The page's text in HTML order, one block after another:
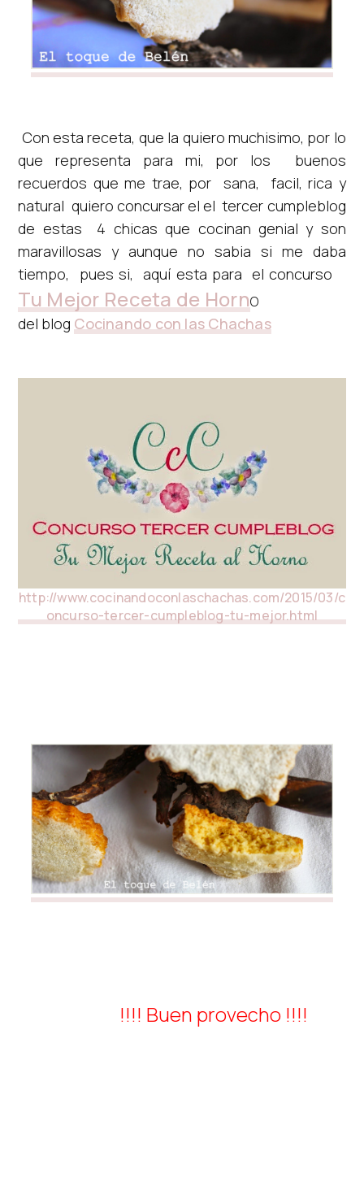
Con esta receta, que la quiero muchisimo, por lo
que representa para mi, por los buenos
recuerdos que me trae, por sana, facil, rica y
natural quiero concursar el el tercer cumpleblog
de estas 4 chicas que cocinan genial y son
maravillosas y aunque no sabia si me daba
tiempo, pues si, aquí esta para el concurso
Tu Mejor Receta de HornO
del blog Cocinando con las Chachas
http://www.cocinandoconlaschachas.com/2015/03/c
oncurso-tercer-cumpleblog-tu-mejor.html
!!!! Buen provecho !!!!